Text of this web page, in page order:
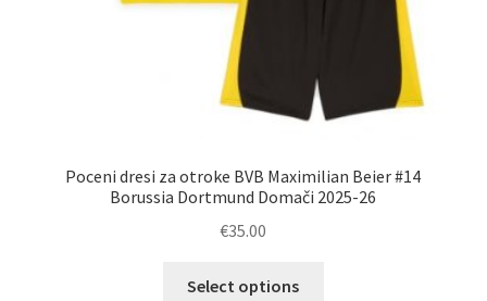
Poceni dresi za otroke BVB Maximilian Beier #14
Borussia Dortmund Domači 2025-26
€35.00
Select options